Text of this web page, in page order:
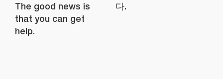
The good news is
that you can get
help.
다.